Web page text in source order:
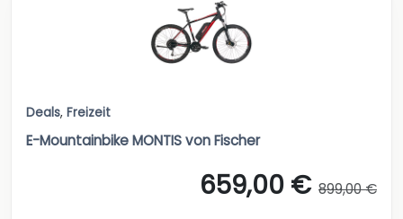
Deals, Freizeit
E-Mountainbike MONTIS von Fischer
659,00 € 899,00 €